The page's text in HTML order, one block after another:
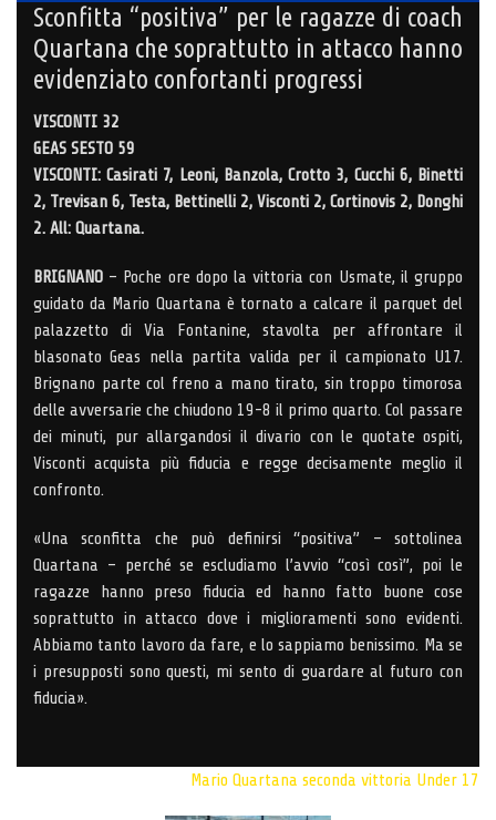
Sconfitta “positiva” per le ragazze di coach
Quartana che soprattutto in attacco hanno
evidenziato confortanti progressi
VISCONTI 32
GEAS SESTO 59
VISCONTI: Casirati 7, Leoni, Banzola, Crotto 3, Cucchi 6, Binetti
2, Trevisan 6, Testa, Bettinelli 2, Visconti 2, Cortinovis 2, Donghi
2. All: Quartana.
BRIGNANO – Poche ore dopo la vittoria con Usmate, il gruppo
guidato da Mario Quartana è tornato a calcare il parquet del
palazzetto di Via Fontanine, stavolta per affrontare il
blasonato Geas nella partita valida per il campionato U17.
Brignano parte col freno a mano tirato, sin troppo timorosa
delle avversarie che chiudono 19-8 il primo quarto. Col passare
dei minuti, pur allargandosi il divario con le quotate ospiti,
Visconti acquista più fiducia e regge decisamente meglio il
confronto.
«Una sconfitta che può definirsi “positiva” – sottolinea
Quartana – perché se escludiamo l’avvio “così così”, poi le
ragazze hanno preso fiducia ed hanno fatto buone cose
soprattutto in attacco dove i miglioramenti sono evidenti.
Abbiamo tanto lavoro da fare, e lo sappiamo benissimo. Ma se
i presupposti sono questi, mi sento di guardare al futuro con
fiducia».
Mario Quartana seconda vittoria Under 17